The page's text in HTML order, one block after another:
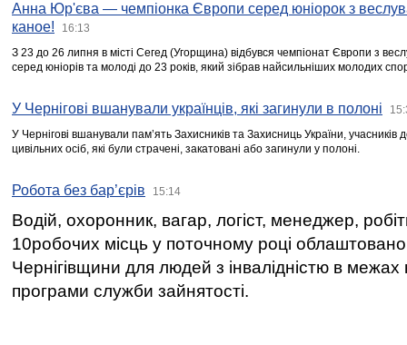
Анна Юр'єва — чемпіонка Європи серед юніорок з
каное!
16:13
З 23 до 26 липня в місті Сегед (Угорщина) відбувся чемпіонат Європи з
серед юніорів та молоді до 23 років, який зібрав найсильніших молодих
У Чернігові вшанували українців, які загинули в полоні
У Чернігові вшанували пам’ять Захисників та Захисниць України,
цивільних осіб, які були страчені, закатовані або загинули у полоні.
Робота без бар’єрів 15:14
Водій, охоронник, вагар, логіст, менеджер,
10робочих місць у поточному році
Чернігівщини для людей з інвалідністю в межах
програми служби зайнятості.